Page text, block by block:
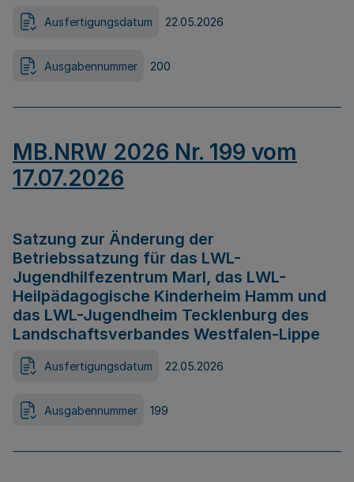
Ausfertigungsdatum 22.05.2026
Ausgabennummer 200
MB.NRW 2026 Nr. 199 vom
17.07.2026
Satzung zur Änderung der
Betriebssatzung für das LWL-
Jugendhilfezentrum Marl, das LWL-
Heilpädagogische Kinderheim Hamm und
das LWL-Jugendheim Tecklenburg des
Landschaftsverbandes Westfalen-Lippe
Ausfertigungsdatum 22.05.2026
Ausgabennummer 199